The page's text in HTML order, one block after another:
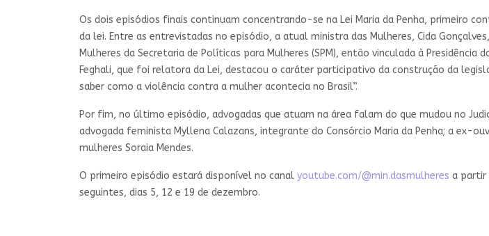
Os dois episódios finais continuam concentrando-se na Lei Maria da Penha, primeiro
da lei. Entre as entrevistadas no episódio, a atual ministra das Mulheres, Cida
Mulheres da Secretaria de Políticas para Mulheres (SPM), então vinculada à
Feghali, que foi relatora da Lei, destacou o caráter participativo da construção da
saber como a violência contra a mulher acontecia no Brasil”.
Por fim, no último episódio, advogadas que atuam na área falam do que mudou no
advogada feminista Myllena Calazans, integrante do Consórcio Maria da Penha; a ex-
mulheres Soraia Mendes.
O primeiro episódio estará disponível no canal youtube.com/@min.dasmulheres a partir
seguintes, dias 5, 12 e 19 de dezembro.